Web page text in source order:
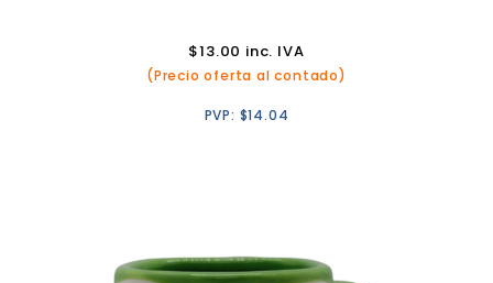
$13.00 inc. IVA
(Precio oferta al contado)
PVP: $14.04